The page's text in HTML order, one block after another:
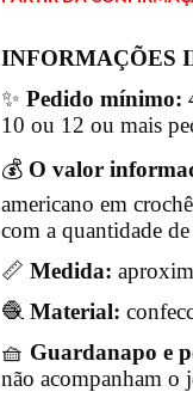
INFORMAÇÕES
✨ Pedido mínimo:
10 ou 12 ou mais
💰 O valor
americano em
com a quantidade de
📏 Medida:
🧶 Material:
🧺 Guardanapo e
não acompanham o